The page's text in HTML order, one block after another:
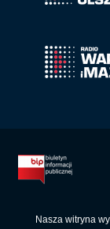
Nasza witryna